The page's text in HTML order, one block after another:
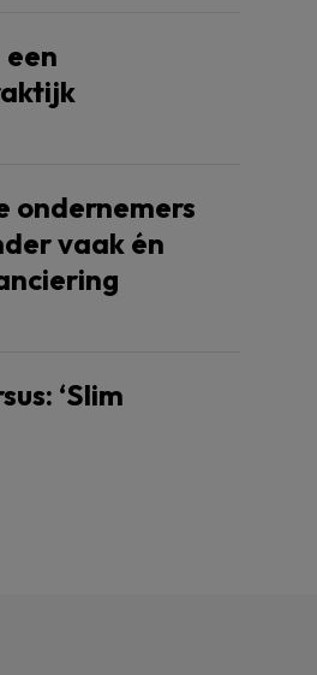
een
ondernemers
vaak én
‘Slim